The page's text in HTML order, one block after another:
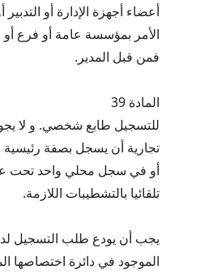
أعضاء أجهزة الإدارة أو التدبير
الأمر بمؤسسة عامة أو فرع أو
فمن قبل المدير.
المادة 39
للتسجيل طابع شخصي. و لا
تجارية أن يسجل بصفة
أو في سجل محلي واحد تحت
تلقائيا بالتشطيبات اللازمة.
يجب أن يودع طلب التسجيل
الموجود في دائرة اختصاصها